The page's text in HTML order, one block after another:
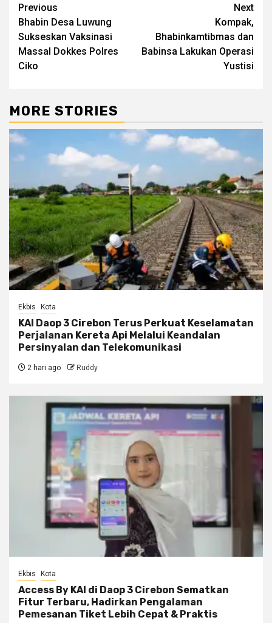
Post
navigation
Previous
Bhabin Desa Luwung
Sukseskan Vaksinasi
Massal Dokkes Polres
Ciko
Next
Kompak,
Bhabinkamtibmas dan
Babinsa Lakukan Operasi
Yustisi
MORE STORIES
Ekbis Kota
KAI Daop 3 Cirebon Terus Perkuat Keselamatan
Perjalanan Kereta Api Melalui Keandalan
Persinyalan dan Telekomunikasi
2 hari ago Ruddy
Ekbis Kota
Access By KAI di Daop 3 Cirebon Sematkan
Fitur Terbaru, Hadirkan Pengalaman
Pemesanan Tiket Lebih Cepat & Praktis